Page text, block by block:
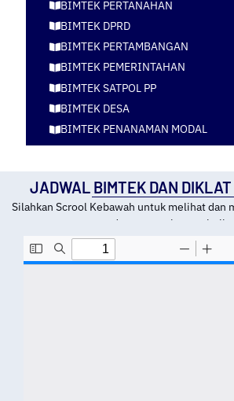
BIMTEK PERTANAHAN
BIMTEK DPRD
BIMTEK PERTAMBANGAN
BIMTEK PEMERINTAHAN
BIMTEK SATPOL PP
BIMTEK DESA
BIMTEK PENANAMAN MODAL
JADWAL BIMTEK DAN
Silahkan Scrool Kebawah untuk melihat dan
dan tempat kota pelatihan